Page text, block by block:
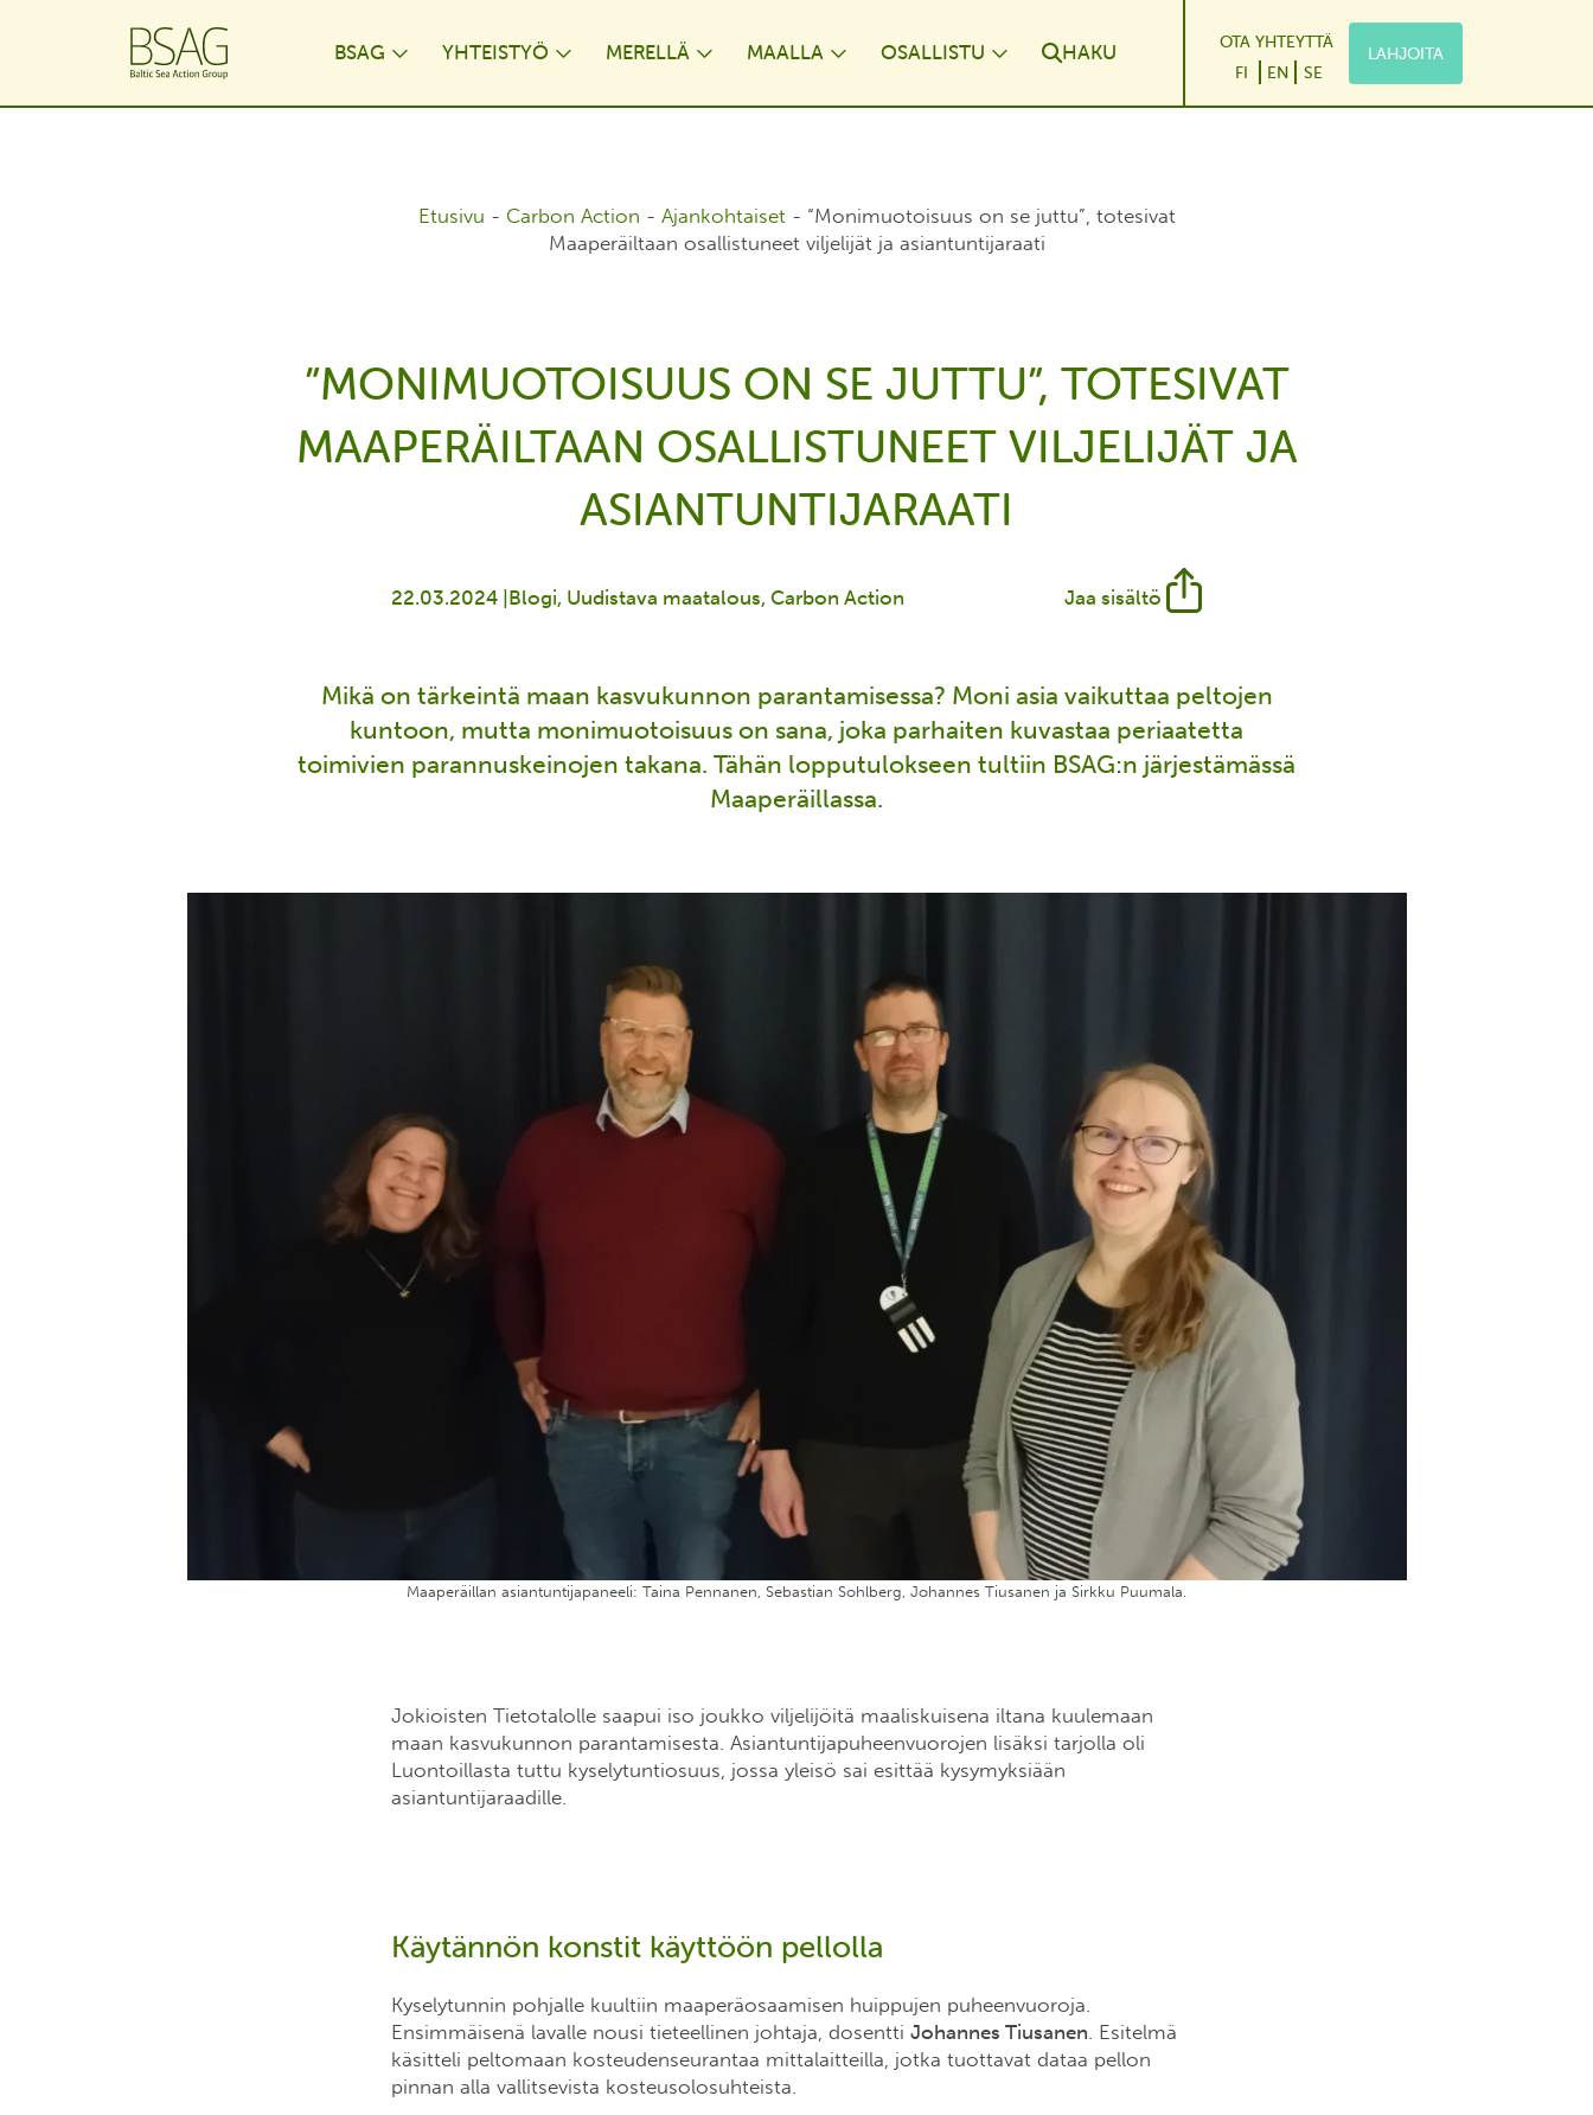
BSAG YHTEISTYÖ MERELLÄ MAALLA OSALLISTU
Toggle Dropdown
HAKU
FI EN SE
OTA YHTEYTTÄ
LAHJOITA
Etusivu - Carbon Action - Ajankohtaiset- “Monimuotoisuus on se juttu”, totesivat
Maaperäiltaan osallistuneet viljelijät ja asiantuntijaraati
”MONIMUOTOISUUS ON SE JUTTU”, TOTESIVAT
MAAPERÄILTAAN OSALLISTUNEET VILJELIJÄT JA
ASIANTUNTIJARAATI
22.03.2024 | Blogi Uudistava maatalous Carbon Action Jaa sisältö
Mikä on tärkeintä maan kasvukunnon parantamisessa? Moni asia vaikuttaa peltojen
kuntoon, mutta monimuotoisuus on sana, joka parhaiten kuvastaa periaatetta
toimivien parannuskeinojen takana. Tähän lopputulokseen tultiin BSAG:n järjestämässä
Maaperäillassa.
Maaperäillan asiantuntijapaneeli: Taina Pennanen, Sebastian Sohlberg, Johannes Tiusanen ja Sirkku Puumala.
Jokioisten Tietotalolle saapui iso joukko viljelijöitä maaliskuisena iltana kuulemaan
maan kasvukunnon parantamisesta. Asiantuntijapuheenvuorojen lisäksi tarjolla oli
Luontoillasta tuttu kyselytuntiosuus, jossa yleisö sai esittää kysymyksiään
asiantuntijaraadille.
Käytännön konstit käyttöön pellolla
Kyselytunnin pohjalle kuultiin maaperäosaamisen huippujen puheenvuoroja.
Ensimmäisenä lavalle nousi tieteellinen johtaja, dosentti Johannes Tiusanen. Esitelmä
käsitteli peltomaan kosteudenseurantaa mittalaitteilla, jotka tuottavat dataa pellon
pinnan alla vallitsevista kosteusolosuhteista.